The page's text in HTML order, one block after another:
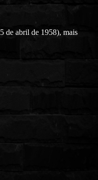
de abril de 1958), mais